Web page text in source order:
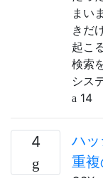
まい
きだ
起こ
検索
シス
14
4
ハ
重